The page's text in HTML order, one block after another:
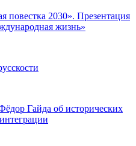
повестка 2030». Презентация
жизнь»
Гайда об исторических